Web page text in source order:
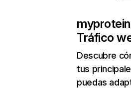
Tráfico
Descubre
tus
puedas